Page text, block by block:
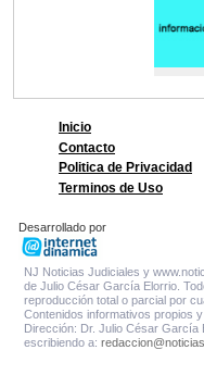
Inicio
Contacto
Politica de Privacidad
Terminos de Uso
Desarrollado por
NJ Noticias Judiciales y
de Julio César García Elorrio.
reproducción total o parcial por
Contenidos informativos propios
Dirección: Dr. Julio César García
escribiendo a: